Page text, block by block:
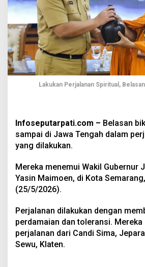
Lakukan Perjalanan Spiritual,
Infoseputarpati.com – Belasan
sampai di Jawa Tengah dalam
yang dilakukan.
Mereka menemui Wakil Gubernur
Yasin Maimoen, di Kota
(25/5/2026).
Perjalanan dilakukan dengan
perdamaian dan toleransi. Mereka
perjalanan dari Candi Sima,
Sewu, Klaten.